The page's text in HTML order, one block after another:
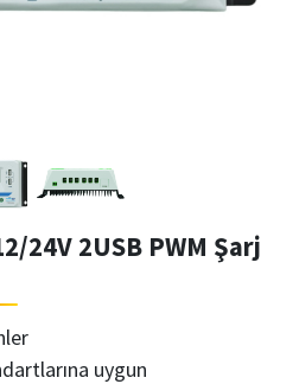
24V 2USB PWM Şarj
uygun